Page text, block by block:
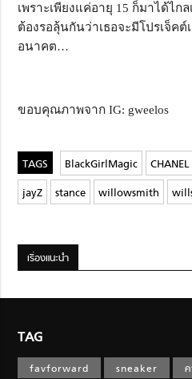
เพราะเพียงแค่อายุ 15 ก็มาได้ไก
ต้องรอลุ้นกันว่าเธอจะมีโปรเจ็คต์
อนาคต…
ขอบคุณภาพจาก IG: gweelos
BlackGirlMagic CHANEL
jayZ
stance willowsmith
เรื่องแนะนำ
TAG
favforward sneaker